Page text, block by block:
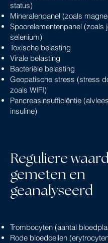
status)
Mineralenpanel (zoals
Spoorelementenpanel (zoals
selenium)
Toxische belasting
Virale belasting
Bacteriële belasting
Geopatische stress (stress
zoals WIFI)
Pancreasinsufficiëntie
insuline)
Reguliere
gemeten en
geanalyseerd
Trombocyten (aantal
Rode bloedcellen